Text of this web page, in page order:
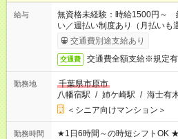
給与
無資格未経験：時給1500円
い／週払い制度あり（月払いも
完了次第のお支払いとなります。
交通費別途支給あり
交通費 交通費全額支給※規定有
勤務地
千葉県市原市
八幡宿駅 / 姉ケ崎駅 / 海士有
＜シニア向けマンション＞
勤務時間
★1日6時間～の時短シフトOK ★スタート時間選べます！ 7:00～